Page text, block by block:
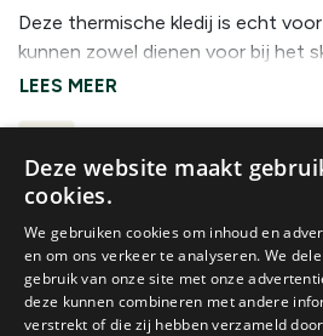
Deze thermische kledij is echt
kunnen zowel dienen voor bij het skiën, maar ook bij het
wandelen. Ideaal ook voor iedereen die graag ’s winters
Deze website maakt
cookies.
We gebruiken cookies om inhoud en
en om ons verkeer te analyseren. We
gebruik van onze site met onze
deze kunnen combineren met andere
verstrekt of die zij hebben verzameld